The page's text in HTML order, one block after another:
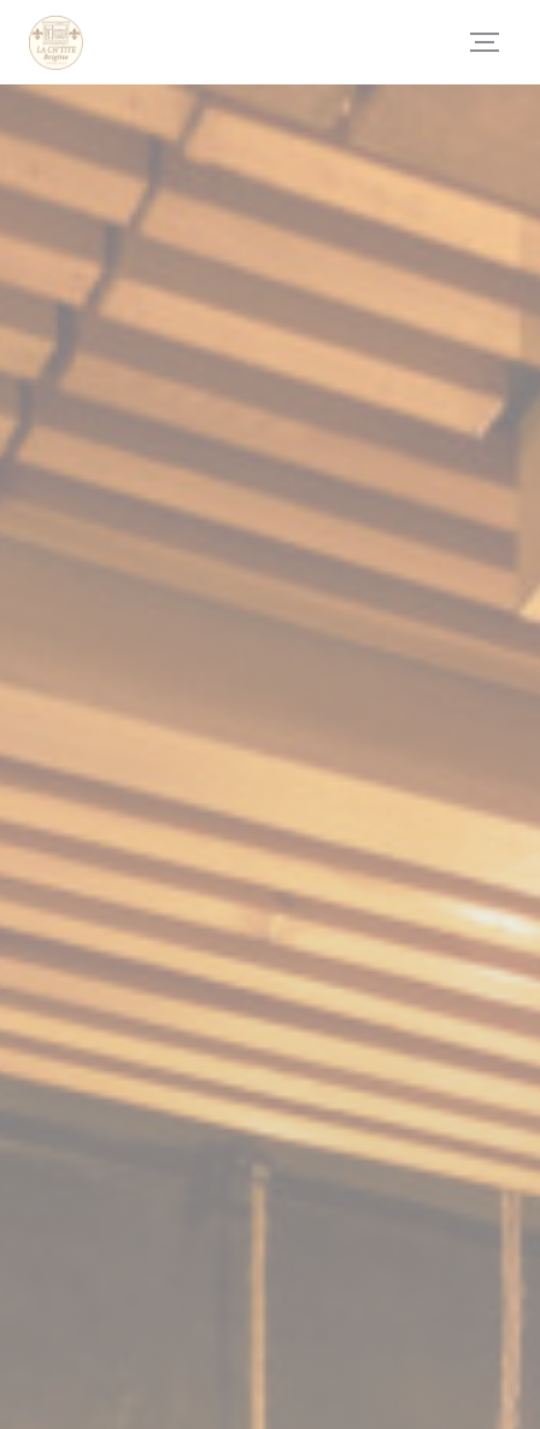
Πίνακας διαχείρισης "Μπισκότων" (Cookies)